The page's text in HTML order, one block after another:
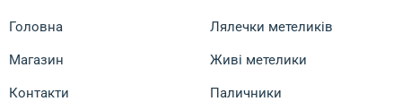
Головна
Магазин
Контакти
Лялечки метеликів
Живі метелики
Паличники